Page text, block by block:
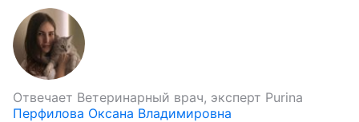
Отвечает Ветеринарный врач, эксперт Purina
Перфилова Оксана Владимировна